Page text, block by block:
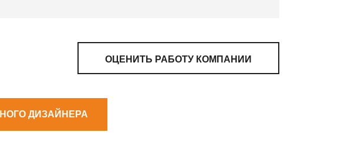
ОЦЕНИТЬ РАБОТУ КОМПАНИИ
ДИЗАЙНЕРА